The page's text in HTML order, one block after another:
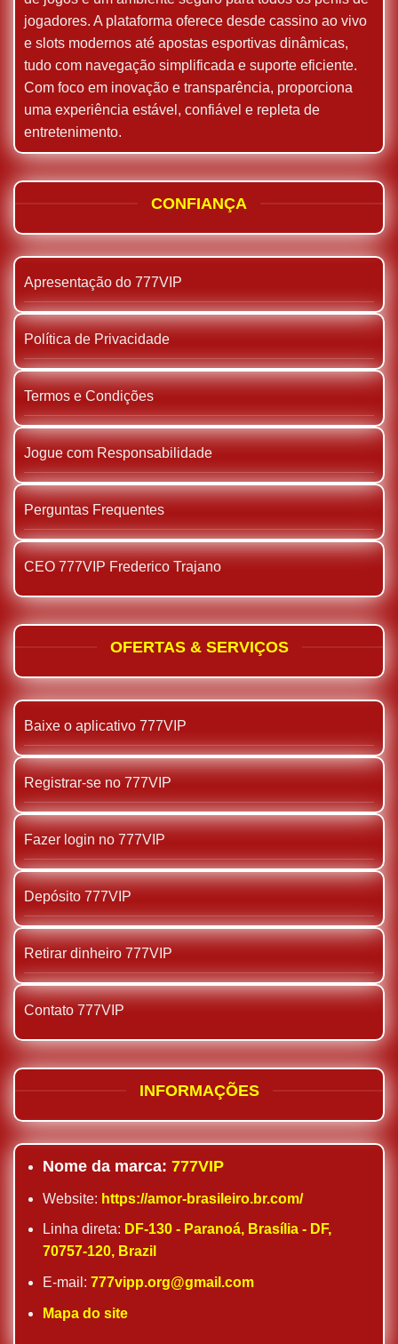
jogadores. A plataforma oferece desde cassino ao vivo
e slots modernos até apostas esportivas dinâmicas,
tudo com navegação simplificada e suporte eficiente.
Com foco em inovação e transparência, proporciona
uma experiência estável, confiável e repleta de
entretenimento.
CONFIANÇA
Apresentação do 777VIP
Política de Privacidade
Termos e Condições
Jogue com Responsabilidade
Perguntas Frequentes
CEO 777VIP Frederico Trajano
OFERTAS & SERVIÇOS
Baixe o aplicativo 777VIP
Registrar-se no 777VIP
Fazer login no 777VIP
Depósito 777VIP
Retirar dinheiro 777VIP
Contato 777VIP
INFORMAÇÕES
Nome da marca: 777VIP
Website: https://amor-brasileiro.br.com/
Linha direta: DF-130 - Paranoá, Brasília - DF,
70757-120, Brazil
E-mail: 777vipp.org@gmail.com
Mapa do site